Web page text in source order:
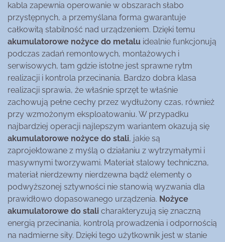
kabla zapewnia operowanie w obszarach słabo
przystępnych, a przemyślana forma gwarantuje
całkowitą stabilność nad urządzeniem. Dzięki temu
akumulatorowe nożyce do metalu idealnie funkcjonują
podczas zadań remontowych, montażowych i
serwisowych, tam gdzie istotne jest sprawne rytm
realizacji i kontrola przecinania. Bardzo dobra klasa
realizacji sprawia, że właśnie sprzęt te właśnie
zachowują pełne cechy przez wydłużony czas, również
przy wzmożonym eksploatowaniu. W przypadku
najbardziej operacji najlepszym wariantem okazują się
akumulatorowe nożyce do stali, jakie są
zaprojektowane z myślą o działaniu z wytrzymałymi i
masywnymi tworzywami. Materiał stalowy techniczna,
materiał nierdzewny nierdzewna bądź elementy o
podwyższonej sztywności nie stanowią wyzwania dla
prawidłowo dopasowanego urządzenia. Nożyce
akumulatorowe do stali charakteryzują się znaczną
energią przecinania, kontrolą prowadzenia i odpornością
na nadmierne siły. Dzięki tego użytkownik jest w stanie